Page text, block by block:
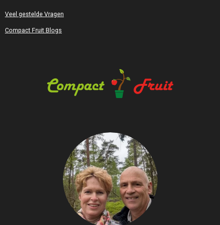
Veel gestelde Vragen
Compact Fruit Blogs